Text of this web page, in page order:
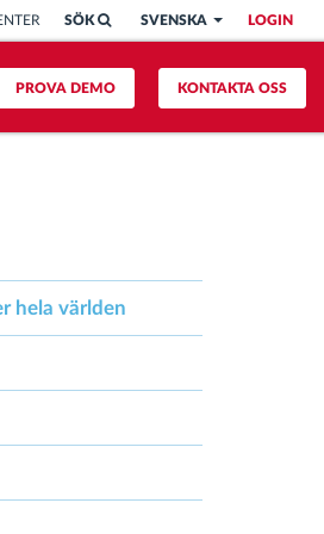
LOGIN
SVENSKA
SÖK
KONTAKTA OSS
PROVA DEMO
hela världen